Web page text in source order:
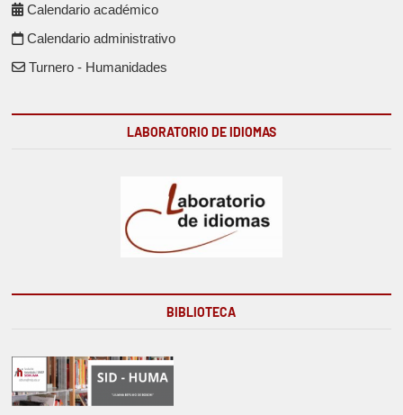
Calendario académico
Calendario administrativo
Turnero - Humanidades
LABORATORIO DE IDIOMAS
BIBLIOTECA